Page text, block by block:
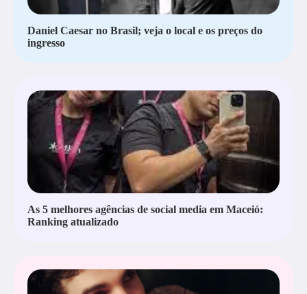
Daniel Caesar no Brasil; veja o local e os preços do
ingresso
As 5 melhores agências de social media em Maceió:
Ranking atualizado